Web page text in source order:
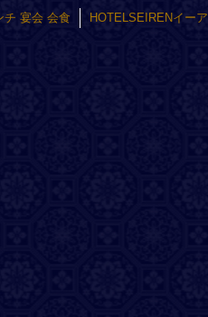
チ 宴会 会食 HOTELSEIRENイー